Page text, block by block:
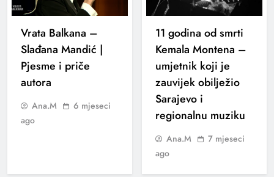
Vrata Balkana –
Slađana Mandić |
Pjesme i priče
autora
Ana.M
6 mjeseci
ago
11 godina od smrti
Kemala Montena –
umjetnik koji je
zauvijek obilježio
Sarajevo i
regionalnu muziku
Ana.M
7 mjeseci
ago